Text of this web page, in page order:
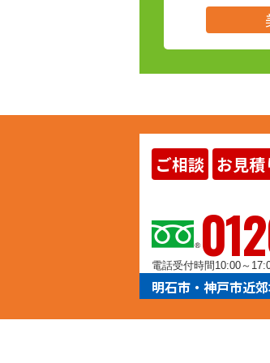
ご相談 お見積
電話受付時間10:00～
明石市・神戸市近